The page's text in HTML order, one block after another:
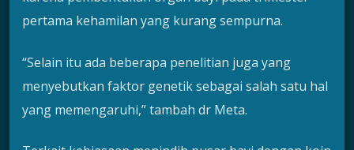
pertama kehamilan yang kurang sempurna.
“Selain itu ada beberapa penelitian juga yang
menyebutkan faktor genetik sebagai salah satu hal
yang memengaruhi,” tambah dr Meta.